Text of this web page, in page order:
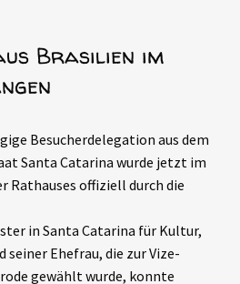
Brasilien im
Besucherdelegation aus dem
Santa Catarina wurde jetzt im
Rathauses offiziell durch die
in Santa Catarina für Kultur,
seiner Ehefrau, die zur Vize-
gewählt wurde, konnte